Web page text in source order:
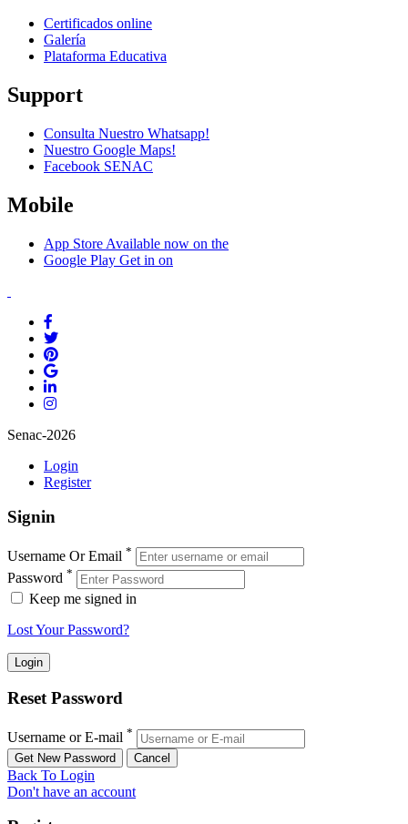
Certificados online
Galería
Plataforma Educativa
Support
Consulta Nuestro Whatsapp!
Nuestro Google Maps!
Facebook SENAC
Mobile
App Store Available now on the
Google Play Get in on
Senac-2026
Login
Register
Signin
Username Or Email *
Password *
Keep me signed in
Lost Your Password?
Reset Password
Username or E-mail *
Back To Login
Don't have an account